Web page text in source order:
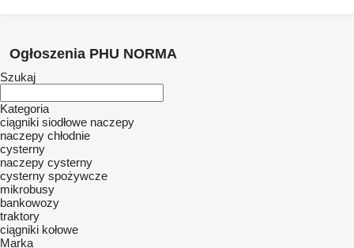
Ogłoszenia PHU NORMA
Szukaj
Kategoria
ciągniki siodłowe naczepy
naczepy chłodnie
cysterny
naczepy cysterny
cysterny spożywcze
mikrobusy
bankowozy
traktory
ciągniki kołowe
Marka